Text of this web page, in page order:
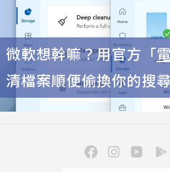
微軟想幹嘛？用官方「
清檔案順便偷換你的搜